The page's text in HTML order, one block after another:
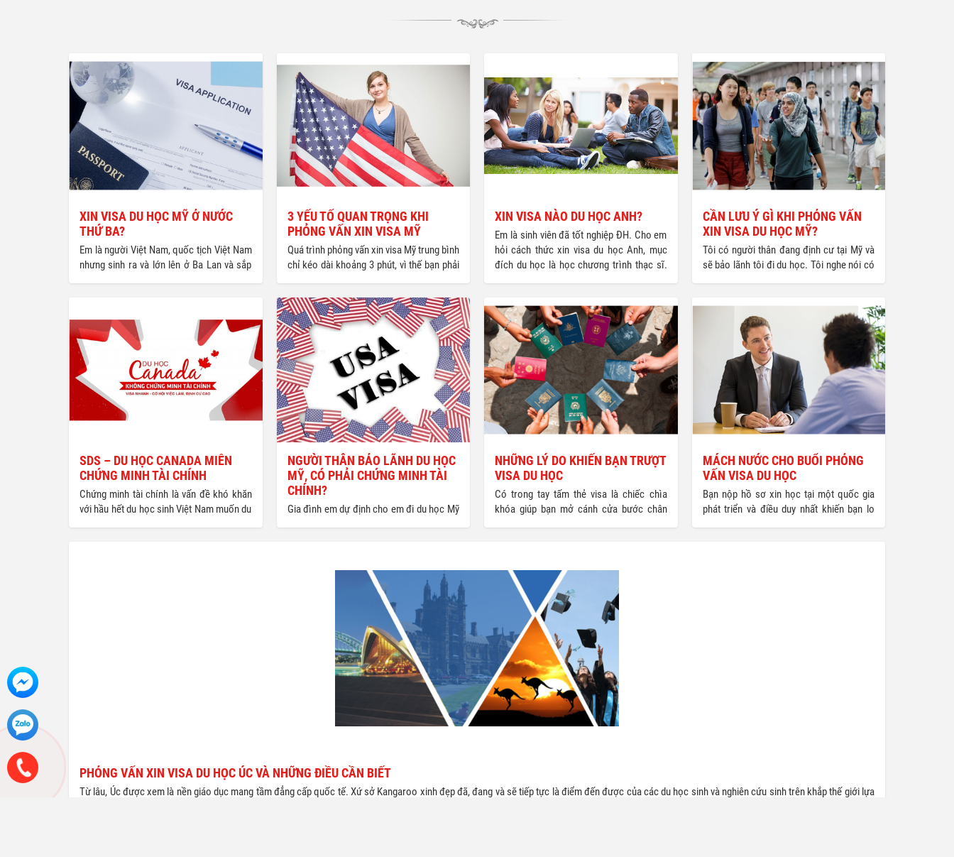
XIN VISA DU HỌC MỸ Ở NƯỚC
THỨ BA?
Em là người Việt Nam, quốc tịch Việt Nam
nhưng sinh ra và lớn lên ở Ba Lan và sắp
thi SAT nhưng tin tưởng có thể đạt kết quả
tốt. Em có nguyện vọng học ĐH ở Mỹ. Bố
mẹ em đã gửi ở Vietcombank khoản tiền
300.000 USD từ bốn năm nay để dành cho
việc học ĐH của em. Gia đình em có nhà
riêng ở TP.HCM và ở Ba Lan. Bố mẹ em và
em có hộ khẩu ở TP.HCM.
3 YẾU TỐ QUAN TRỌNG KHI
PHỎNG VẤN XIN VISA MỸ
Quá trình phỏng vấn xin visa Mỹ trung bình
chỉ kéo dài khoảng 3 phút, vì thế bạn phải
thuyết phục. Bạn hãy tự tin, đừng che giấu
sự thật hoặc nói dối. Các nhân viên bộ
phận lãnh sự của
XIN VISA NÀO DU HỌC ANH?
Em là sinh viên đã tốt nghiệp ĐH. Cho em
hỏi cách thức xin visa du học Anh, mục
đích du học là học chương trình thạc sĩ.
visa như thế nào? (Hồ Lý Trân Trân,
lytrantran@…)
CẦN LƯU Ý GÌ KHI PHỎNG VẤN
XIN VISA DU HỌC MỸ?
Tôi có người thân đang định cư tại Mỹ và
sẽ bảo lãnh tôi đi du học. Tôi nghe nói có
phỏng vấn xin visa vào Mỹ? (Trần Hoàng
Quốc Vinh, vinh_quoc88@…) – Trả lời:
Người bảo lãnh phải chứng minh được
điều kiện tài chính cho một năm đầu và
chứng minh khả năng tài chính cho
chương trình học những năm tiếp theo.
SDS – DU HỌC CANADA MIỄN
CHỨNG MINH TÀI CHÍNH
Chứng minh tài chính là vấn đề khó khăn
với hầu hết du học sinh Việt Nam muốn du
NGƯỜI THÂN BẢO LÃNH DU HỌC
MỸ, CÓ PHẢI CHỨNG MINH TÀI
CHÍNH?
Gia đình em dự định cho em đi du học Mỹ
làm hồ sơ thì có kịp đi vào tháng 8-2007
không? Em nghe nói chỉ cần nộp hồ sơ
trước 4 tháng là được? Nếu như có người
thân bảo lãnh thì gia đình em có phải
chứng minh tài khoản 20.000 USD/tháng
không? Em nghe nói người đứng ra bảo
lãnh phải có 30.000 USD trong ngân hàng
và bố mẹ của em cũng phải có ít nhất
20.000 USD trong ngân hàng phải kh
NHỮNG LÝ DO KHIẾN BẠN TRƯỢT
VISA DU HỌC
Có trong tay tấm thẻ visa là chiếc chìa
khóa giúp bạn mở cánh cửa bước chân
hồ sơ thì có đến 300 bạn phải hoãn lại
giấc mơ du học của mình vì không xin
được visa. Vậy đâu là những lí do dẫn đến
việc bị đánh trượt Visa?
MÁCH NƯỚC CHO BUỔI PHỎNG
VẤN VISA DU HỌC
Bạn nộp hồ sơ xin học tại một quốc gia
phát triển và điều duy nhất khiến bạn lo
PHỎNG VẤN XIN VISA DU HỌC ÚC VÀ NHỮNG ĐIỀU CẦN BIẾT
Từ lâu, Úc được xem là nền giáo dục mang tầm đẳng cấp quốc tế. Xứ sở Kangaroo xinh đẹp đã, đang và sẽ tiếp tực là điểm đến được của các du học sinh và nghiên cứu sinh trên khắp thế giới lựa